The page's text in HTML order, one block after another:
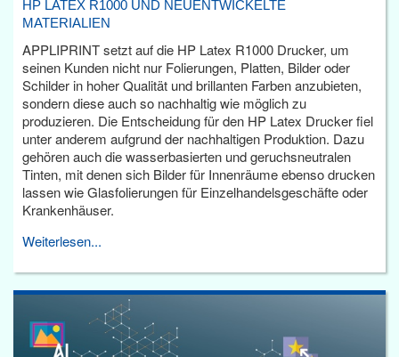
HP LATEX R1000 UND NEUENTWICKELTE
MATERIALIEN
APPLIPRINT setzt auf die HP Latex R1000 Drucker, um
seinen Kunden nicht nur Folierungen, Platten, Bilder oder
Schilder in hoher Qualität und brillanten Farben anzubieten,
sondern diese auch so nachhaltig wie möglich zu
produzieren. Die Entscheidung für den HP Latex Drucker fiel
unter anderem aufgrund der nachhaltigen Produktion. Dazu
gehören auch die wasserbasierten und geruchsneutralen
Tinten, mit denen sich Bilder für Innenräume ebenso drucken
lassen wie Glasfolierungen für Einzelhandelsgeschäfte oder
Krankenhäuser.
Weiterlesen...